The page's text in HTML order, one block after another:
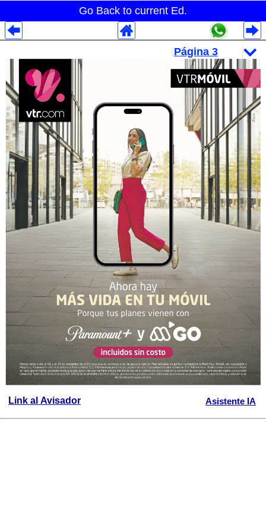
Go Back to current Ed.
Link al Avisador Asistente IA
Despliegues Analytics
Despliegues Totales
Despliegues por Rubros